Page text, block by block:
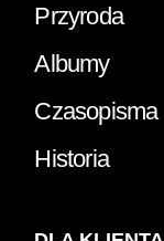
Przyroda
Albumy
Czasopisma
Historia